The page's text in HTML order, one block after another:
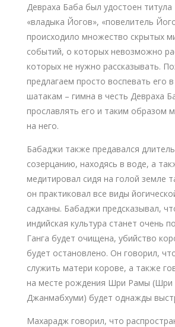
Девраха Баба был удостоен
«владыка Йогов», «повелитель
происходило множество скрытых
событий, о которых невозможно
которых не нужно рассказывать.
предлагаем просто воспевать его
шатакам – гимна в честь Девраха
прославлять его и таким образом
на него.
Бабаджи также предавался
созерцанию, находясь в воде, а
медитировал сидя на голой земле
он практиковал все виды
садханы. Бабаджи предсказывал,
индийская культура станет очень
Ганга будет очищена, убийство
будет остановлено. Он говорил,
служить матери корове, а также
на месте рождения Шри Рамы (Шри
Джанмабхуми) будет однажды
Махарадж говорил, что